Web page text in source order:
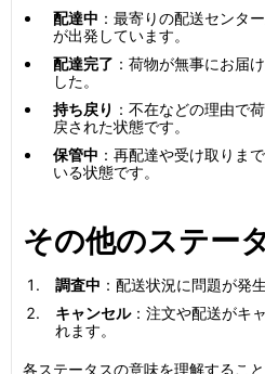
配達中 ：最寄りの配送センタ
が出発しています。
配達完了 ：荷物が無事にお届
した。
持ち戻り ：不在などの理由で
戻された状態です。
保管中 ：再配達や受け取りま
いる状態です。
その他のステー
調査中 ：配送状況に問題が発
キャンセル：注文や配送がキ
れます。
各ステータスの意味を理解するこ